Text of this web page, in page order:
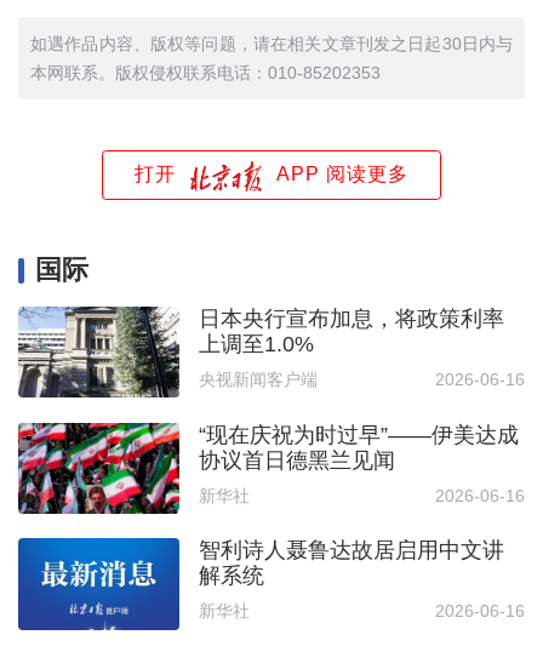
如遇作品内容、版权等问题，请在相关文章刊发之日起30日内与
本网联系。版权侵权联系电话：010-85202353
打开 APP 阅读更多
国际
日本央行宣布加息，将政策利率
上调至1.0%
央视新闻客户端 2026-06-16
“现在庆祝为时过早”——伊美达成
协议首日德黑兰见闻
新华社 2026-06-16
智利诗人聂鲁达故居启用中文讲
解系统
新华社 2026-06-16